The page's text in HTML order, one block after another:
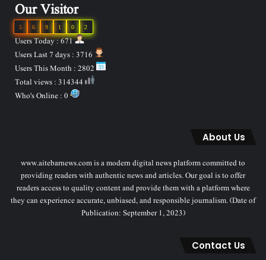
Our Visitor
2
0
1
9
6
5
Users Today : 671
About Us
www.aitebarnews.com is a modern digital news platform committed to
providing readers with authentic news and articles. Our goal is to offer
readers access to quality content and provide them with a platform where
they can experience accurate, unbiased, and responsible journalism. (Date of
Publication: September 1, 2023)
Contact Us